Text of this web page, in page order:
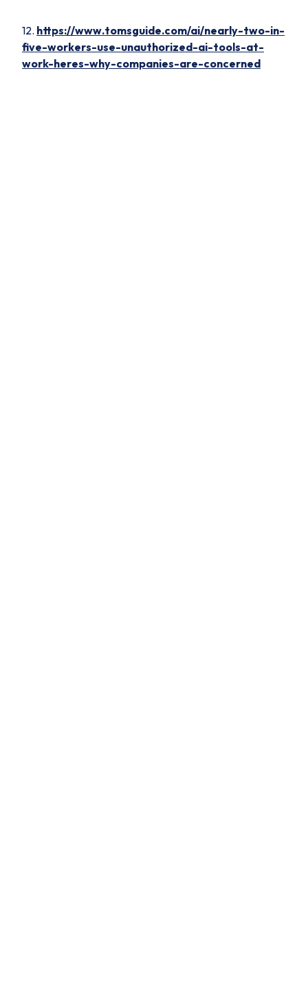
12. https://www.tomsguide.com/ai/nearly-two-in-
five-workers-use-unauthorized-ai-tools-at-
work-heres-why-companies-are-concerned